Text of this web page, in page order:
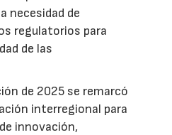
necesidad de
regulatorios para
de las
de 2025 se remarcó
interregional para
innovación,